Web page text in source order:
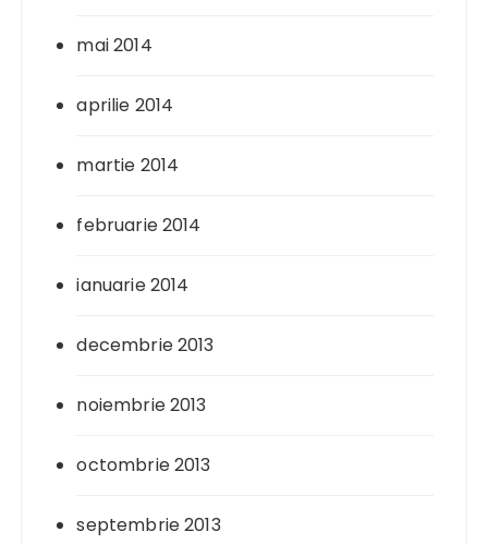
mai 2014
aprilie 2014
martie 2014
februarie 2014
ianuarie 2014
decembrie 2013
noiembrie 2013
octombrie 2013
septembrie 2013